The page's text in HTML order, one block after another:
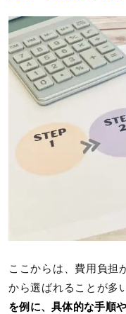
ここからは、費用負担
から選ばれることが多
を例に、具体的な手順